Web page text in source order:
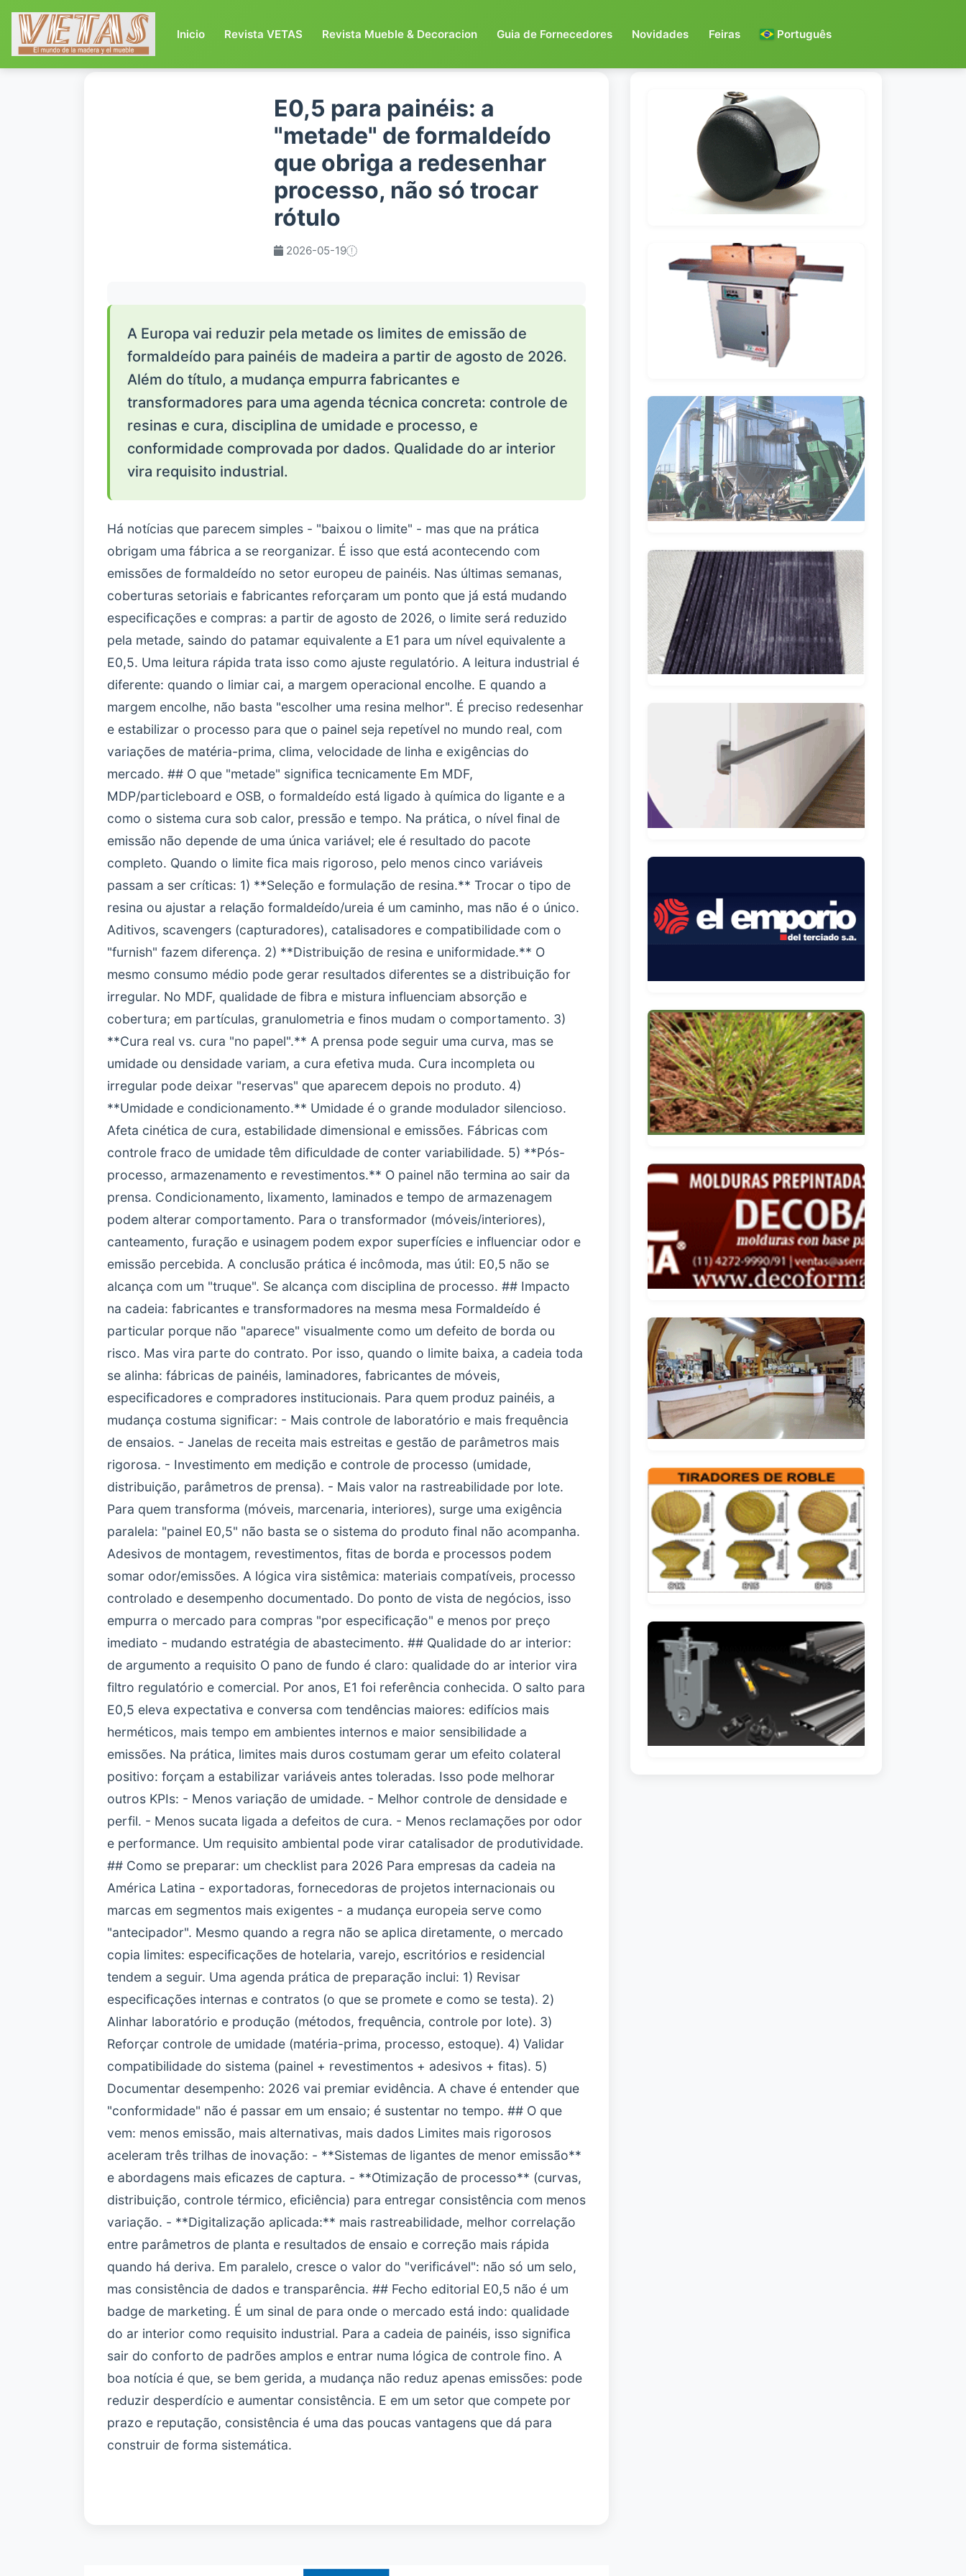
Inicio(current)
Revista VETAS Revista Mueble & Decoracion Guia de Fornecedores Novidades Feiras Português
E0,5 para painéis: a
"metade" de formaldeído
que obriga a redesenhar
processo, não só trocar
rótulo
2026-05-19
A Europa vai reduzir pela metade os limites de emissão de
formaldeído para painéis de madeira a partir de agosto de 2026.
Além do título, a mudança empurra fabricantes e
transformadores para uma agenda técnica concreta: controle de
resinas e cura, disciplina de umidade e processo, e
conformidade comprovada por dados. Qualidade do ar interior
vira requisito industrial.
Há notícias que parecem simples - "baixou o limite" - mas que na prática
obrigam uma fábrica a se reorganizar. É isso que está acontecendo com
emissões de formaldeído no setor europeu de painéis. Nas últimas semanas,
coberturas setoriais e fabricantes reforçaram um ponto que já está mudando
especificações e compras: a partir de agosto de 2026, o limite será reduzido
pela metade, saindo do patamar equivalente a E1 para um nível equivalente a
E0,5. Uma leitura rápida trata isso como ajuste regulatório. A leitura industrial é
diferente: quando o limiar cai, a margem operacional encolhe. E quando a
margem encolhe, não basta "escolher uma resina melhor". É preciso redesenhar
e estabilizar o processo para que o painel seja repetível no mundo real, com
variações de matéria-prima, clima, velocidade de linha e exigências do
mercado. ## O que "metade" significa tecnicamente Em MDF,
MDP/particleboard e OSB, o formaldeído está ligado à química do ligante e a
como o sistema cura sob calor, pressão e tempo. Na prática, o nível final de
emissão não depende de uma única variável; ele é resultado do pacote
completo. Quando o limite fica mais rigoroso, pelo menos cinco variáveis
passam a ser críticas: 1) **Seleção e formulação de resina.** Trocar o tipo de
resina ou ajustar a relação formaldeído/ureia é um caminho, mas não é o único.
Aditivos, scavengers (capturadores), catalisadores e compatibilidade com o
"furnish" fazem diferença. 2) **Distribuição de resina e uniformidade.** O
mesmo consumo médio pode gerar resultados diferentes se a distribuição for
irregular. No MDF, qualidade de fibra e mistura influenciam absorção e
cobertura; em partículas, granulometria e finos mudam o comportamento. 3)
**Cura real vs. cura "no papel".** A prensa pode seguir uma curva, mas se
umidade ou densidade variam, a cura efetiva muda. Cura incompleta ou
irregular pode deixar "reservas" que aparecem depois no produto. 4)
**Umidade e condicionamento.** Umidade é o grande modulador silencioso.
Afeta cinética de cura, estabilidade dimensional e emissões. Fábricas com
controle fraco de umidade têm dificuldade de conter variabilidade. 5) **Pós-
processo, armazenamento e revestimentos.** O painel não termina ao sair da
prensa. Condicionamento, lixamento, laminados e tempo de armazenagem
podem alterar comportamento. Para o transformador (móveis/interiores),
canteamento, furação e usinagem podem expor superfícies e influenciar odor e
emissão percebida. A conclusão prática é incômoda, mas útil: E0,5 não se
alcança com um "truque". Se alcança com disciplina de processo. ## Impacto
na cadeia: fabricantes e transformadores na mesma mesa Formaldeído é
particular porque não "aparece" visualmente como um defeito de borda ou
risco. Mas vira parte do contrato. Por isso, quando o limite baixa, a cadeia toda
se alinha: fábricas de painéis, laminadores, fabricantes de móveis,
especificadores e compradores institucionais. Para quem produz painéis, a
mudança costuma significar: - Mais controle de laboratório e mais frequência
de ensaios. - Janelas de receita mais estreitas e gestão de parâmetros mais
rigorosa. - Investimento em medição e controle de processo (umidade,
distribuição, parâmetros de prensa). - Mais valor na rastreabilidade por lote.
Para quem transforma (móveis, marcenaria, interiores), surge uma exigência
paralela: "painel E0,5" não basta se o sistema do produto final não acompanha.
Adesivos de montagem, revestimentos, fitas de borda e processos podem
somar odor/emissões. A lógica vira sistêmica: materiais compatíveis, processo
controlado e desempenho documentado. Do ponto de vista de negócios, isso
empurra o mercado para compras "por especificação" e menos por preço
imediato - mudando estratégia de abastecimento. ## Qualidade do ar interior:
de argumento a requisito O pano de fundo é claro: qualidade do ar interior vira
filtro regulatório e comercial. Por anos, E1 foi referência conhecida. O salto para
E0,5 eleva expectativa e conversa com tendências maiores: edifícios mais
herméticos, mais tempo em ambientes internos e maior sensibilidade a
emissões. Na prática, limites mais duros costumam gerar um efeito colateral
positivo: forçam a estabilizar variáveis antes toleradas. Isso pode melhorar
outros KPIs: - Menos variação de umidade. - Melhor controle de densidade e
perfil. - Menos sucata ligada a defeitos de cura. - Menos reclamações por odor
e performance. Um requisito ambiental pode virar catalisador de produtividade.
## Como se preparar: um checklist para 2026 Para empresas da cadeia na
América Latina - exportadoras, fornecedoras de projetos internacionais ou
marcas em segmentos mais exigentes - a mudança europeia serve como
"antecipador". Mesmo quando a regra não se aplica diretamente, o mercado
copia limites: especificações de hotelaria, varejo, escritórios e residencial
tendem a seguir. Uma agenda prática de preparação inclui: 1) Revisar
especificações internas e contratos (o que se promete e como se testa). 2)
Alinhar laboratório e produção (métodos, frequência, controle por lote). 3)
Reforçar controle de umidade (matéria-prima, processo, estoque). 4) Validar
compatibilidade do sistema (painel + revestimentos + adesivos + fitas). 5)
Documentar desempenho: 2026 vai premiar evidência. A chave é entender que
"conformidade" não é passar em um ensaio; é sustentar no tempo. ## O que
vem: menos emissão, mais alternativas, mais dados Limites mais rigorosos
aceleram três trilhas de inovação: - **Sistemas de ligantes de menor emissão**
e abordagens mais eficazes de captura. - **Otimização de processo** (curvas,
distribuição, controle térmico, eficiência) para entregar consistência com menos
variação. - **Digitalização aplicada:** mais rastreabilidade, melhor correlação
entre parâmetros de planta e resultados de ensaio e correção mais rápida
quando há deriva. Em paralelo, cresce o valor do "verificável": não só um selo,
mas consistência de dados e transparência. ## Fecho editorial E0,5 não é um
badge de marketing. É um sinal de para onde o mercado está indo: qualidade
do ar interior como requisito industrial. Para a cadeia de painéis, isso significa
sair do conforto de padrões amplos e entrar numa lógica de controle fino. A
boa notícia é que, se bem gerida, a mudança não reduz apenas emissões: pode
reduzir desperdício e aumentar consistência. E em um setor que compete por
prazo e reputação, consistência é uma das poucas vantagens que dá para
construir de forma sistemática.